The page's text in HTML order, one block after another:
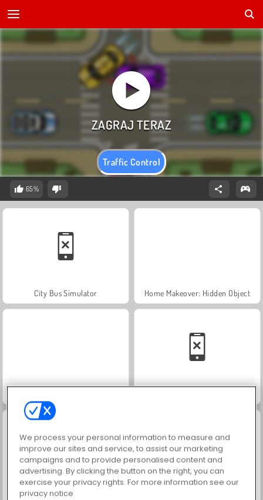
Traffic Control
65%
City Bus Simulator Home Makeover: Hidden Object
Royal Story
We process your personal information to measure and
improve our sites and service, to assist our marketing
campaigns and to provide personalised content and
advertising. By clicking the button on the right, you can
exercise your privacy rights. For more information see our
privacy notice